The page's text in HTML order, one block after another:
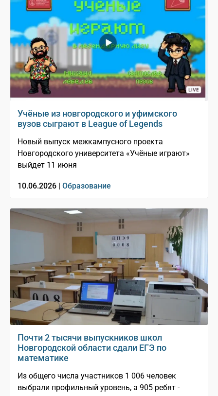
Учёные из новгородского и уфимского
вузов сыграют в League of Legends
Новый выпуск межкампусного проекта
Новгородского университета «Учёные играют»
выйдет 11 июня
10.06.2026 | Образование
Почти 2 тысячи выпускников школ
Новгородской области сдали ЕГЭ по
математике
Из общего числа участников 1 006 человек
выбрали профильный уровень, а 905 ребят -